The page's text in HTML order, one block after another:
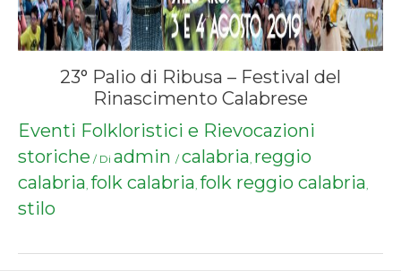
23° Palio di Ribusa – Festival del
Rinascimento Calabrese
Eventi Folkloristici e Rievocazioni
storiche / Di admin / calabria, reggio
calabria, folk calabria, folk reggio calabria,
stilo